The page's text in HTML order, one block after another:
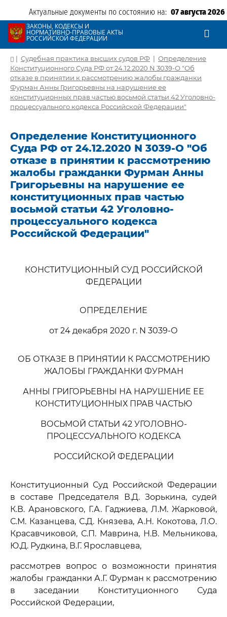
Актуальные документы по состоянию на: 07 августа 2026
ЗАКОНЫ, КОДЕКСЫ И
НОРМАТИВНО-ПРАВОВЫЕ АКТЫ
РОССИЙСКОЙ ФЕДЕРАЦИИ
| Судебная практика высших судов РФ | Определение
Конституционного Суда РФ от 24.12.2020 N 3039-О "Об
отказе в принятии к рассмотрению жалобы гражданки
Фурман Анны Григорьевны на нарушение ее
конституционных прав частью восьмой статьи 42 Уголовно-
процессуального кодекса Российской Федерации"
Определение Конституционного
Суда РФ от 24.12.2020 N 3039-О "Об
отказе в принятии к рассмотрению
жалобы гражданки Фурман Анны
Григорьевны на нарушение ее
конституционных прав частью
восьмой статьи 42 Уголовно-
процессуального кодекса
Российской Федерации"
КОНСТИТУЦИОННЫЙ СУД РОССИЙСКОЙ
ФЕДЕРАЦИИ
ОПРЕДЕЛЕНИЕ
от 24 декабря 2020 г. N 3039-О
ОБ ОТКАЗЕ В ПРИНЯТИИ К РАССМОТРЕНИЮ
ЖАЛОБЫ ГРАЖДАНКИ ФУРМАН
АННЫ ГРИГОРЬЕВНЫ НА НАРУШЕНИЕ ЕЕ
КОНСТИТУЦИОННЫХ ПРАВ ЧАСТЬЮ
ВОСЬМОЙ СТАТЬИ 42 УГОЛОВНО-
ПРОЦЕССУАЛЬНОГО КОДЕКСА
РОССИЙСКОЙ ФЕДЕРАЦИИ
Конституционный Суд Российской Федерации
в составе Председателя В.Д. Зорькина, судей
К.В. Арановского, Г.А. Гаджиева, Л.М. Жарковой,
С.М. Казанцева, С.Д. Князева, А.Н. Кокотова, Л.О.
Красавчиковой, С.П. Маврина, Н.В. Мельникова,
Ю.Д. Рудкина, В.Г. Ярославцева,
рассмотрев вопрос о возможности принятия
жалобы гражданки А.Г. Фурман к рассмотрению
в заседании Конституционного Суда
Российской Федерации,